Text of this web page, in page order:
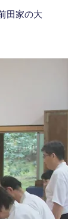
田家の大